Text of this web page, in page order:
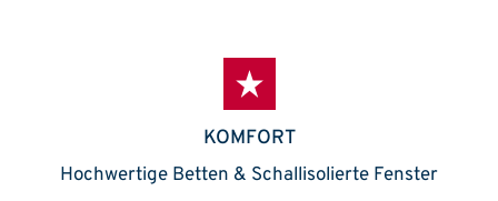
KOMFORT
Hochwertige Betten & Schallisolierte Fenster